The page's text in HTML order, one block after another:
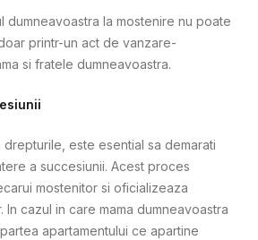
dumneavoastra la mostenire nu poate
printr-un act de vanzare-
si fratele dumneavoastra.
este esential sa demarati
a succesiunii. Acest proces
mostenitor si oficializeaza
In cazul in care mama dumneavoastra
apartamentului ce apartine